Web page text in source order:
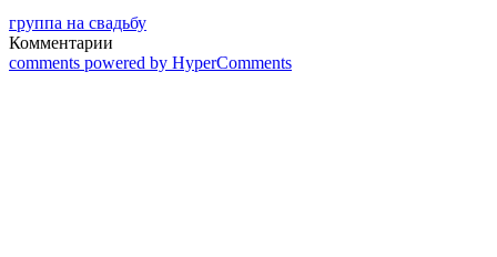
группа на свадьбу
Комментарии
comments powered by HyperComments